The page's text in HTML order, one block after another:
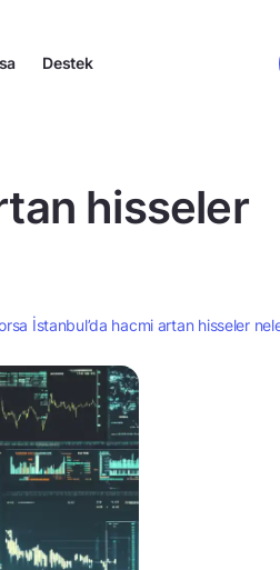
Destek
hisseler
İstanbul’da hacmi artan hisseler